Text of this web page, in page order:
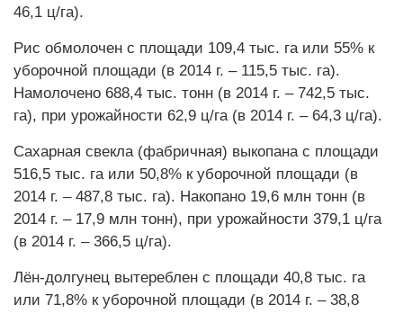
46,1 ц/га).
Рис обмолочен с площади 109,4 тыс. га или 55% к
уборочной площади (в 2014 г. – 115,5 тыс. га).
Намолочено 688,4 тыс. тонн (в 2014 г. – 742,5 тыс.
га), при урожайности 62,9 ц/га (в 2014 г. – 64,3 ц/га).
Сахарная свекла (фабричная) выкопана с площади
516,5 тыс. га или 50,8% к уборочной площади (в
2014 г. – 487,8 тыс. га). Накопано 19,6 млн тонн (в
2014 г. – 17,9 млн тонн), при урожайности 379,1 ц/га
(в 2014 г. – 366,5 ц/га).
Лён-долгунец вытереблен с площади 40,8 тыс. га
или 71,8% к уборочной площади (в 2014 г. – 38,8